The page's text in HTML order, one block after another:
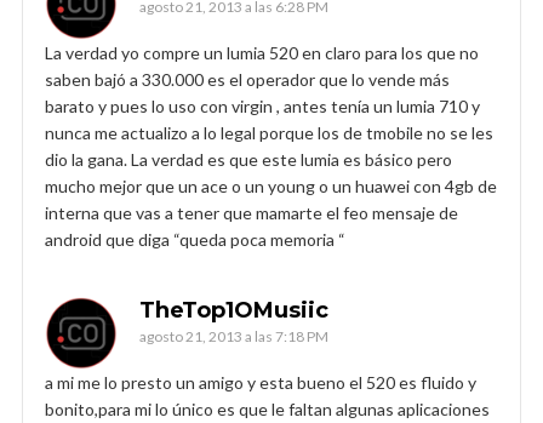
agosto 21, 2013 a las 6:28 PM
La verdad yo compre un lumia 520 en claro para los que no
saben bajó a 330.000 es el operador que lo vende más
barato y pues lo uso con virgin , antes tenía un lumia 710 y
nunca me actualizo a lo legal porque los de tmobile no se les
dio la gana. La verdad es que este lumia es básico pero
mucho mejor que un ace o un young o un huawei con 4gb de
interna que vas a tener que mamarte el feo mensaje de
android que diga “queda poca memoria “
TheTop1OMusiic
agosto 21, 2013 a las 7:18 PM
a mi me lo presto un amigo y esta bueno el 520 es fluido y
bonito,para mi lo único es que le faltan algunas aplicaciones